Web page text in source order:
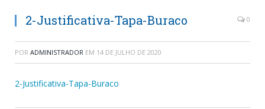
2-Justificativa-Tapa-Buraco 0
POR ADMINISTRADOR EM 14 DE JULHO DE 2020
2-Justificativa-Tapa-Buraco